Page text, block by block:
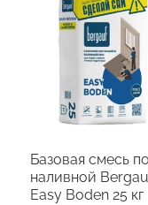
Базовая смесь
наливной
Easy Boden 25 кг